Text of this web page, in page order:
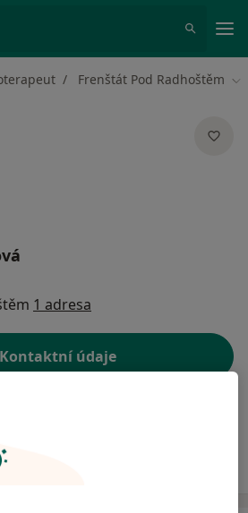
Frenštát Pod Radhoštěm
1 adresa
Kontaktní údaje
termín